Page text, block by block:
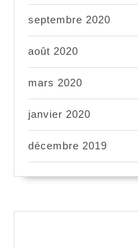
septembre 2020
août 2020
mars 2020
janvier 2020
décembre 2019